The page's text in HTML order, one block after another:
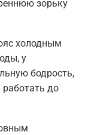
зорьку
холодным
у
бодрость,
работать до